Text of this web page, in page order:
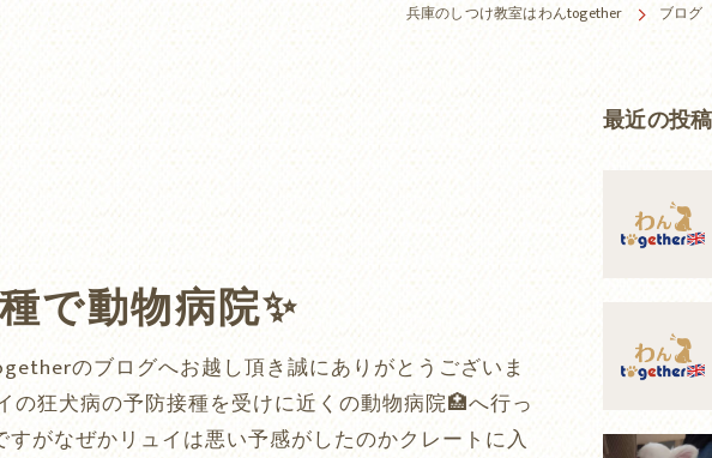
兵庫のしつけ教室はわんtogether ブログ
のブログへお越し頂き誠にありがとうございま
狂犬病の予防接種を受けに近くの動物病院🏥へ行っ
がなぜかリュイは悪い予感がしたのかクレートに入
で動物病院✨
最近の投稿